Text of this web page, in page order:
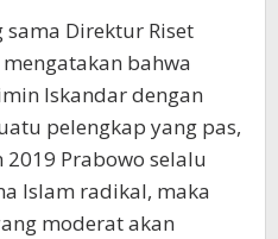
sama Direktur Riset
mengatakan bahwa
Iskandar dengan
pelengkap yang pas,
Prabowo selalu
Islam radikal, maka
moderat akan